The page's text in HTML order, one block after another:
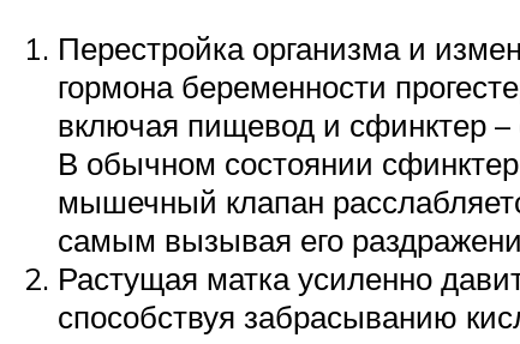
Перестройка организма и
гормона беременности
включая пищевод и сфинктер –
В обычном состоянии
мышечный клапан
самым вызывая его
Растущая матка усиленно
способствуя забрасыванию